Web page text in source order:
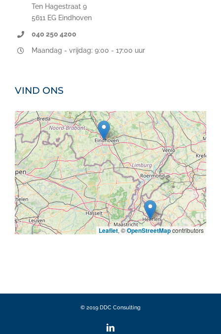
Ten Hagestraat 9
5611 EG Eindhoven
040 250 4200
Maandag - vrijdag: 9:00 - 17:00 uur
VIND ONS
Leaflet, ©OpenStreetMapcontributors
© 2019 DDC Consulting
LinkedIn